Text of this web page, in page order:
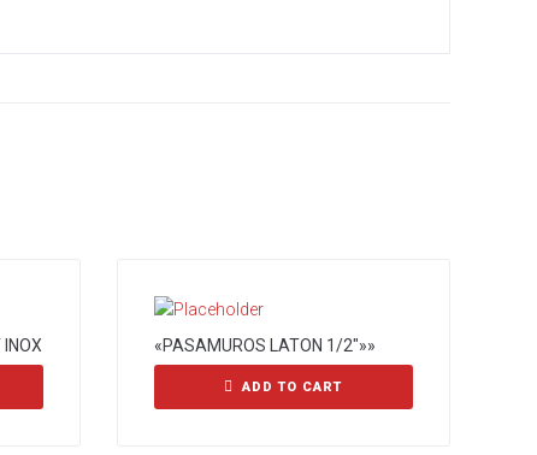
«PASAMUROS LATON 1/2″»»
ADD TO CART